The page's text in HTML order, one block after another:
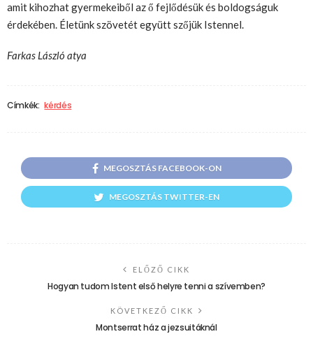
amit kihozhat gyermekeiből az ő fejlődésük és boldogságuk
érdekében. Életünk szövetét együtt szőjük Istennel.
Farkas László atya
Címkék: kérdés
MEGOSZTÁS FACEBOOK-ON
MEGOSZTÁS TWITTER-EN
ELŐZŐ CIKK
Hogyan tudom Istent első helyre tenni a szívemben?
KÖVETKEZŐ CIKK
Montserrat ház a jezsuitáknál